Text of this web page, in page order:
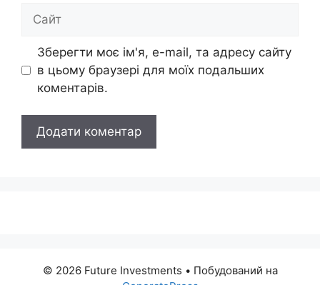
Зберегти моє ім'я, e-mail, та адресу сайту
в цьому браузері для моїх подальших
коментарів.
© 2026 Future Investments • Побудований на